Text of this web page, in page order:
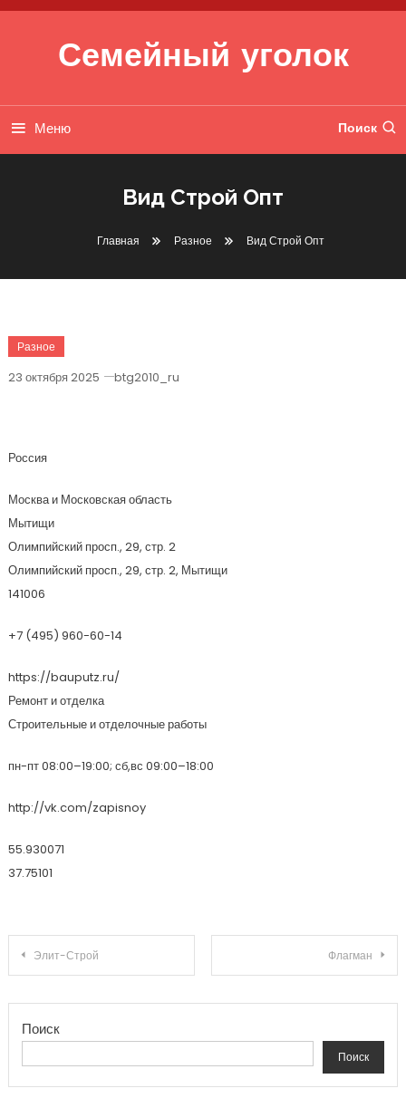
Перейти к содержимому
Семейный уголок
Меню Поиск
Вид Строй Опт
Главная Разное Вид Строй Опт
Разное
23 октября 2025 btg2010_ru
Россия
Москва и Московская область
Мытищи
Олимпийский просп., 29, стр. 2
Олимпийский просп., 29, стр. 2, Мытищи
141006
+7 (495) 960-60-14
https://bauputz.ru/
Ремонт и отделка
Строительные и отделочные работы
пн-пт 08:00–19:00; сб,вс 09:00–18:00
http://vk.com/zapisnoy
55.930071
37.75101
Навигация по записям
Элит-Строй Флагман
Поиск
Поиск